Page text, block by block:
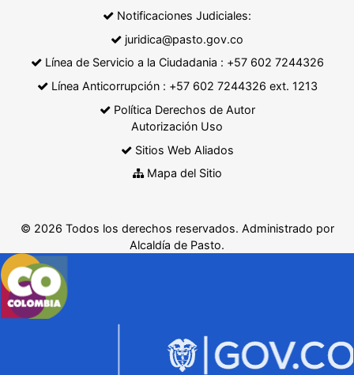
Notificaciones Judiciales:
juridica@pasto.gov.co
Línea de Servicio a la Ciudadania : +57 602 7244326
Línea Anticorrupción : +57 602 7244326 ext. 1213
Política Derechos de Autor
Autorización Uso
Sitios Web Aliados
Mapa del Sitio
© 2026 Todos los derechos reservados. Administrado por
Alcaldía de Pasto.